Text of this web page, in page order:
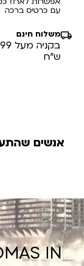
עם כרטיס ברכה
משלוח חינם
בקניה
ש”ח
אנשים
IN